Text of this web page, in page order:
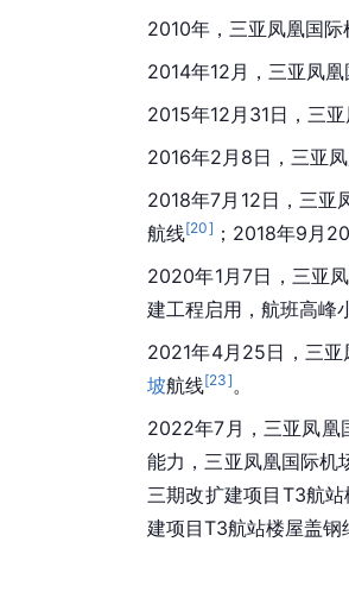
2010年，三亚凤凰国
2014年12月，三亚凤
2015年12月31日，三
2016年2月8日，三亚
2018年7月12日，三亚
航线[20] ；2018年9月
2020年1月7日，三亚
建工程启用，航班高峰
2021年4月25日，三
坡航线[23] 。
2022年7月，三亚凤凰
能力，三亚凤凰国际机
三期改扩建项目T3航
建项目T3航站楼屋盖